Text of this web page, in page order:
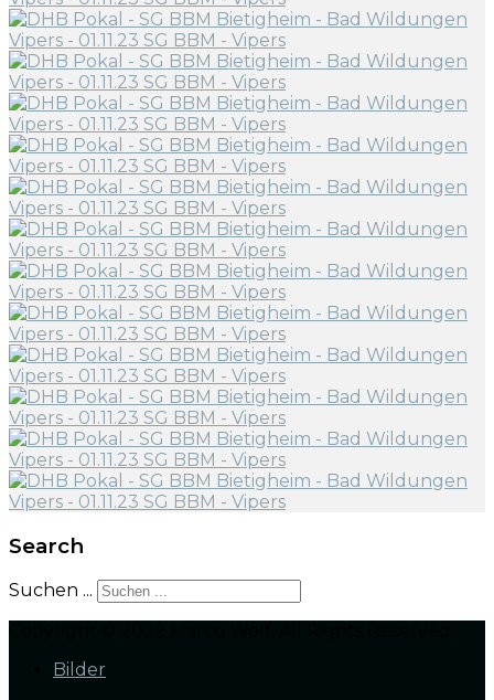
Search
Suchen ...
Bilder